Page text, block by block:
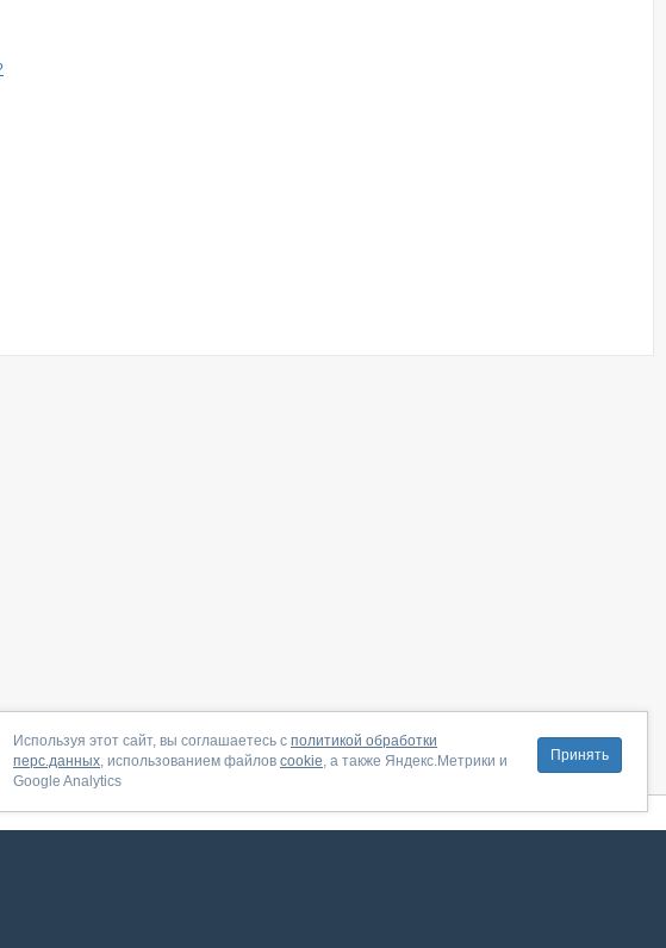
Принять
Используя этот сайт, вы соглашаетесь с политикой обработки
перс.данных, использованием файлов cookie, а также Яндекс.Метрики и
Google Analytics